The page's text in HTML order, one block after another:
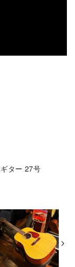
ター 27号